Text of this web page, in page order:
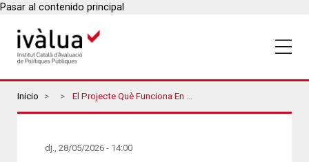
Pasar al contenido principal
Breadcrumbs
Inicio El Projecte Què Funciona En Habitatge? Presenta Una Nova Revisió D'evidència Sobre Polítiques Contra El Sensellarisme
dj., 28/05/2026 - 14:00